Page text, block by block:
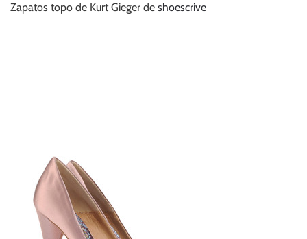
Zapatos topo de Kurt Gieger de shoescrive